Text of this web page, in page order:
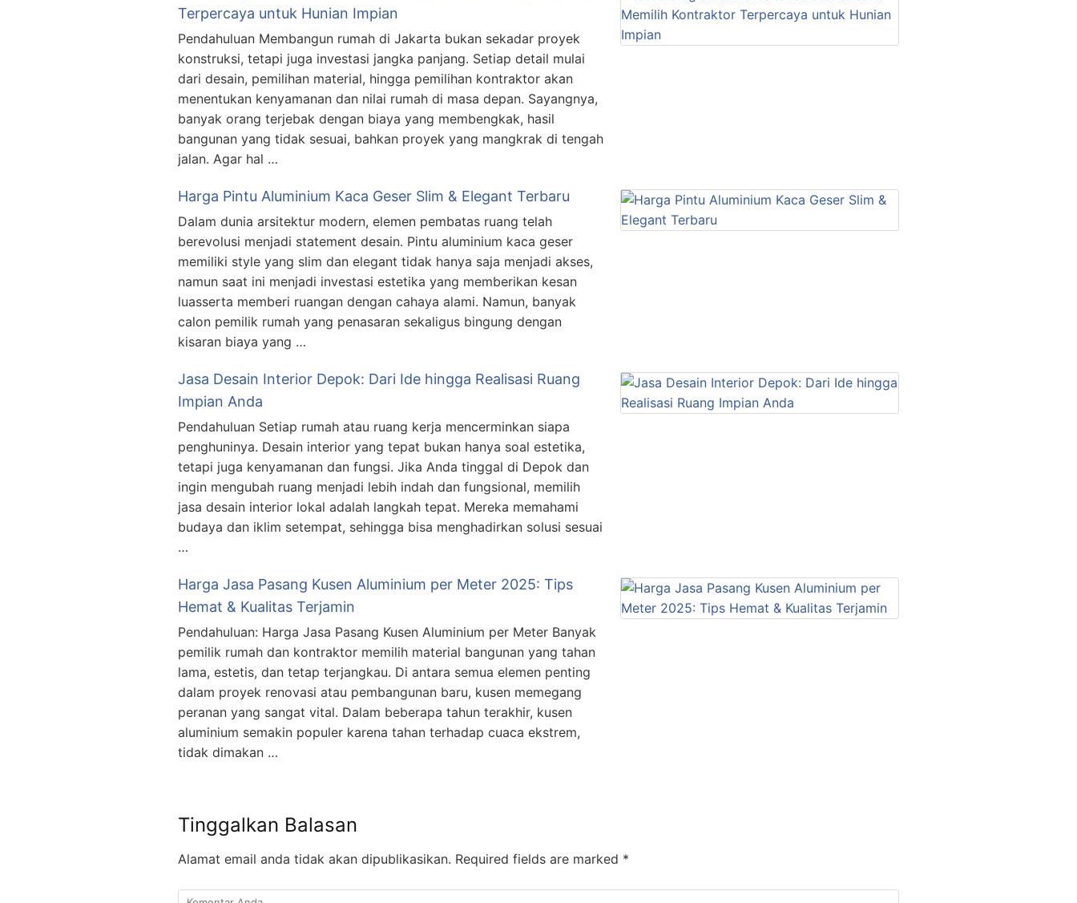
Terpercaya untuk Hunian Impian
Pendahuluan Membangun rumah di Jakarta bukan sekadar proyek
konstruksi, tetapi juga investasi jangka panjang. Setiap detail mulai
dari desain, pemilihan material, hingga pemilihan kontraktor akan
menentukan kenyamanan dan nilai rumah di masa depan. Sayangnya,
banyak orang terjebak dengan biaya yang membengkak, hasil
bangunan yang tidak sesuai, bahkan proyek yang mangkrak di tengah
jalan. Agar hal …
Harga Pintu Aluminium Kaca Geser Slim & Elegant Terbaru
Dalam dunia arsitektur modern, elemen pembatas ruang telah
berevolusi menjadi statement desain. Pintu aluminium kaca geser
memiliki style yang slim dan elegant tidak hanya saja menjadi akses,
namun saat ini menjadi investasi estetika yang memberikan kesan
luasserta memberi ruangan dengan cahaya alami. Namun, banyak
calon pemilik rumah yang penasaran sekaligus bingung dengan
kisaran biaya yang …
Jasa Desain Interior Depok: Dari Ide hingga Realisasi Ruang
Impian Anda
Pendahuluan Setiap rumah atau ruang kerja mencerminkan siapa
penghuninya. Desain interior yang tepat bukan hanya soal estetika,
tetapi juga kenyamanan dan fungsi. Jika Anda tinggal di Depok dan
ingin mengubah ruang menjadi lebih indah dan fungsional, memilih
jasa desain interior lokal adalah langkah tepat. Mereka memahami
budaya dan iklim setempat, sehingga bisa menghadirkan solusi sesuai
…
Harga Jasa Pasang Kusen Aluminium per Meter 2025: Tips
Hemat & Kualitas Terjamin
Pendahuluan: Harga Jasa Pasang Kusen Aluminium per Meter Banyak
pemilik rumah dan kontraktor memilih material bangunan yang tahan
lama, estetis, dan tetap terjangkau. Di antara semua elemen penting
dalam proyek renovasi atau pembangunan baru, kusen memegang
peranan yang sangat vital. Dalam beberapa tahun terakhir, kusen
aluminium semakin populer karena tahan terhadap cuaca ekstrem,
tidak dimakan …
Tinggalkan Balasan
Alamat email anda tidak akan dipublikasikan. Required fields are marked *